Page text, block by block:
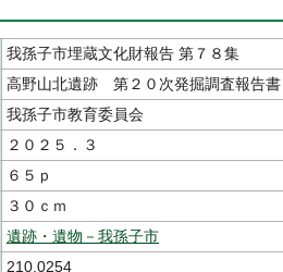
我孫子市埋蔵文化財報告 第７８集
高野山北遺跡 第２０次発掘調査報告書
我孫子市教育委員会
２０２５．３
６５ｐ
３０ｃｍ
遺跡・遺物－我孫子市
210.0254